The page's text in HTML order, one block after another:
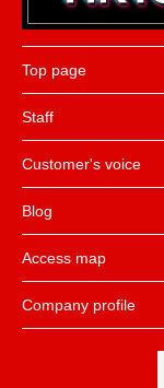
Top page
Staff
Customer's voice
Blog
Access map
Company profile